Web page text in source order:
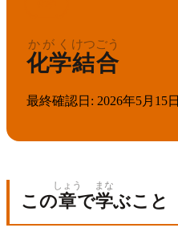
化学
かがく
結合
けつごう
最終確認日 : 2026年5月15日
この章
しょう
で学
まな
ぶこと